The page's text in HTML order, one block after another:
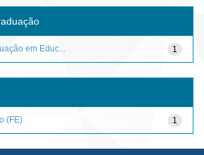
1
em Educ...
1
(FE)